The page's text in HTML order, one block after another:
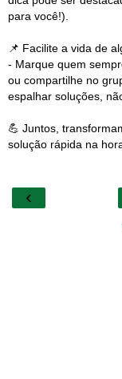
para você!).
📌 Facilite a vida de
- Marque quem
ou compartilhe no
espalhar soluções,
💪 Juntos,
solução rápida na
‹